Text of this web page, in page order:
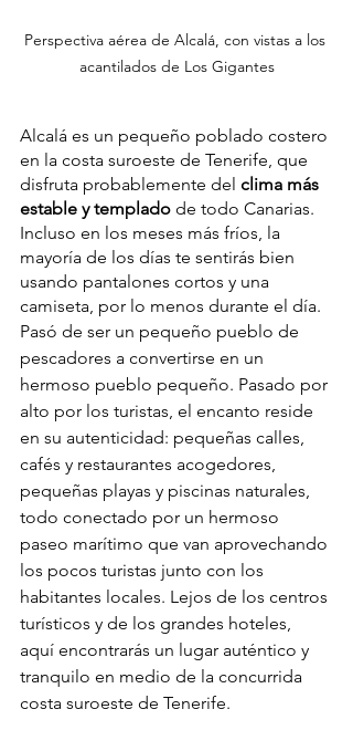
Perspectiva aérea de Alcalá, con vistas a los
acantilados de Los Gigantes
Alcalá es un pequeño poblado costero
en la costa suroeste de Tenerife, que
disfruta probablemente del clima más
estable y templado de todo Canarias.
Incluso en los meses más fríos, la
mayoría de los días te sentirás bien
usando pantalones cortos y una
camiseta, por lo menos durante el día.
Pasó de ser un pequeño pueblo de
pescadores a convertirse en un
hermoso pueblo pequeño. Pasado por
alto por los turistas, el encanto reside
en su autenticidad: pequeñas calles,
cafés y restaurantes acogedores,
pequeñas playas y piscinas naturales,
todo conectado por un hermoso
paseo marítimo que van aprovechando
los pocos turistas junto con los
habitantes locales. Lejos de los centros
turísticos y de los grandes hoteles,
aquí encontrarás un lugar auténtico y
tranquilo en medio de la concurrida
costa suroeste de Tenerife.